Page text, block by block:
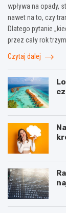
wpływa na opady,
nawet na to, czy
Dlatego pytanie
przez cały rok
Czytaj dalej